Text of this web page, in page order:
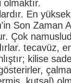
En
Son Zaman
Çok
tecavüz,
kilise
kutsal)